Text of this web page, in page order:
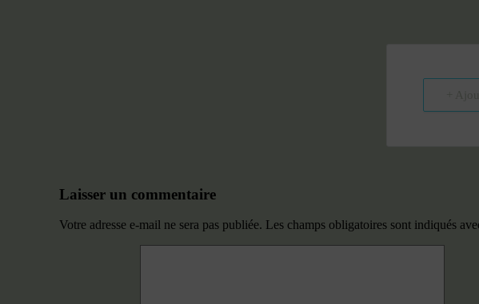
Laisser un commentaire
Votre adresse e-mail ne sera pas publiée. Les champs obligatoires sont indiqués